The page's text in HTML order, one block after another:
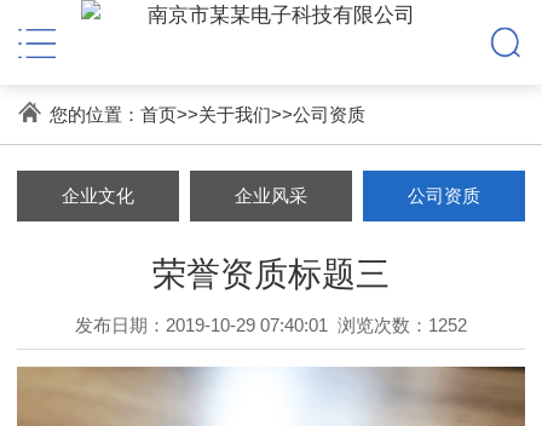
您的位置： 首页>>关于我们>>公司资质
企业文化 企业风采 公司资质
荣誉资质标题三
发布日期：2019-10-29 07:40:01 浏览次数：1252